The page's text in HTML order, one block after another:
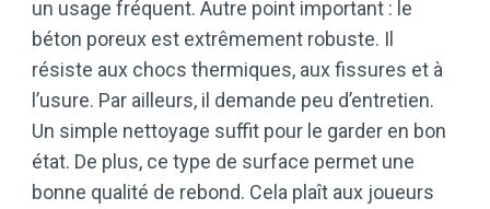
un usage fréquent. Autre point important : le
béton poreux est extrêmement robuste. Il
résiste aux chocs thermiques, aux fissures et à
l’usure. Par ailleurs, il demande peu d’entretien.
Un simple nettoyage suffit pour le garder en bon
état. De plus, ce type de surface permet une
bonne qualité de rebond. Cela plaît aux joueurs